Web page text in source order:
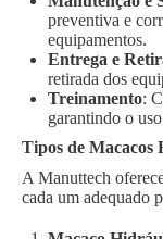
preventiva e
equipamentos.
Entrega e
retirada dos
Treinamento:
garantindo o
Tipos de Macacos
A Manuttech
cada um adequado